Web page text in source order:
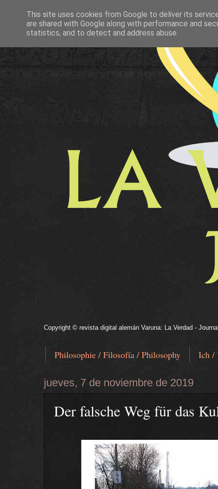
Copyright © revista digital alemán Varuna: La Verdad -
Philosophie / Filosofía / Philosophy Ich /
jueves, 7 de noviembre de 2019
Der falsche Weg für das
This site uses cookies from Google to deliver its
are shared with Google along with performance and
statistics, and to detect and address abuse.